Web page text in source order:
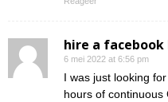
hire a facebook
6 mei 2022 at 6:56 pm
I was just looking
hours of continuous